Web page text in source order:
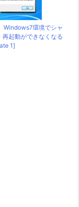
Windows7環境でシャ
再起動ができなくなる
1]